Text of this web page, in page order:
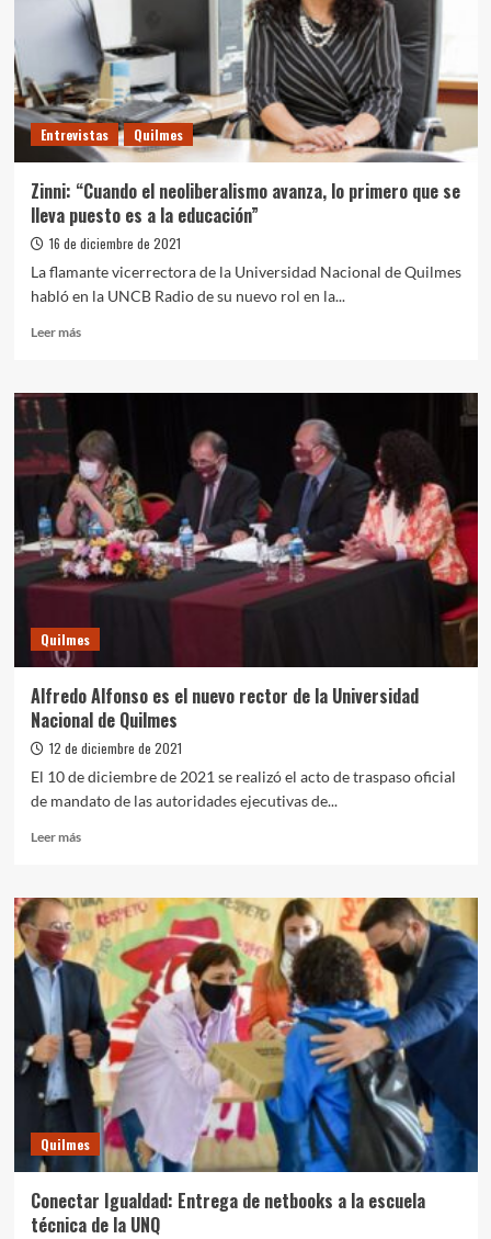
la
inscripción
para
el
primer
cuatrimestre
Entrevistas Quilmes
Zinni: “Cuando el neoliberalismo avanza, lo primero que se
lleva puesto es a la educación”
16 de diciembre de 2021
La flamante vicerrectora de la Universidad Nacional de Quilmes
habló en la UNCB Radio de su nuevo rol en la...
Leer másLeer
Zinni:
el
neoliberalismo
avanza,
lo
primero
que
se
lleva
a
Quilmes
Alfredo Alfonso es el nuevo rector de la Universidad
Nacional de Quilmes
12 de diciembre de 2021
El 10 de diciembre de 2021 se realizó el acto de traspaso oficial
de mandato de las autoridades ejecutivas de...
Leer másLeer
Alfredo
Alfonso
es
el
nuevo
rector
la
Universidad
Nacional
de
Quilmes
Quilmes
Conectar Igualdad: Entrega de netbooks a la escuela
técnica de la UNQ